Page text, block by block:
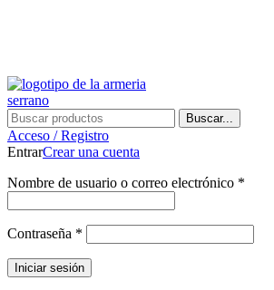
Buscar...
Acceso / Registro
EntrarCrear una cuenta
Nombre de usuario o correo electrónico *
Contraseña *
Iniciar sesión